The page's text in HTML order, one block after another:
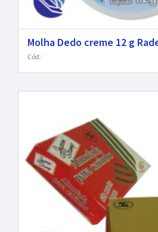
Molha Dedo creme 12 g
Cód.: